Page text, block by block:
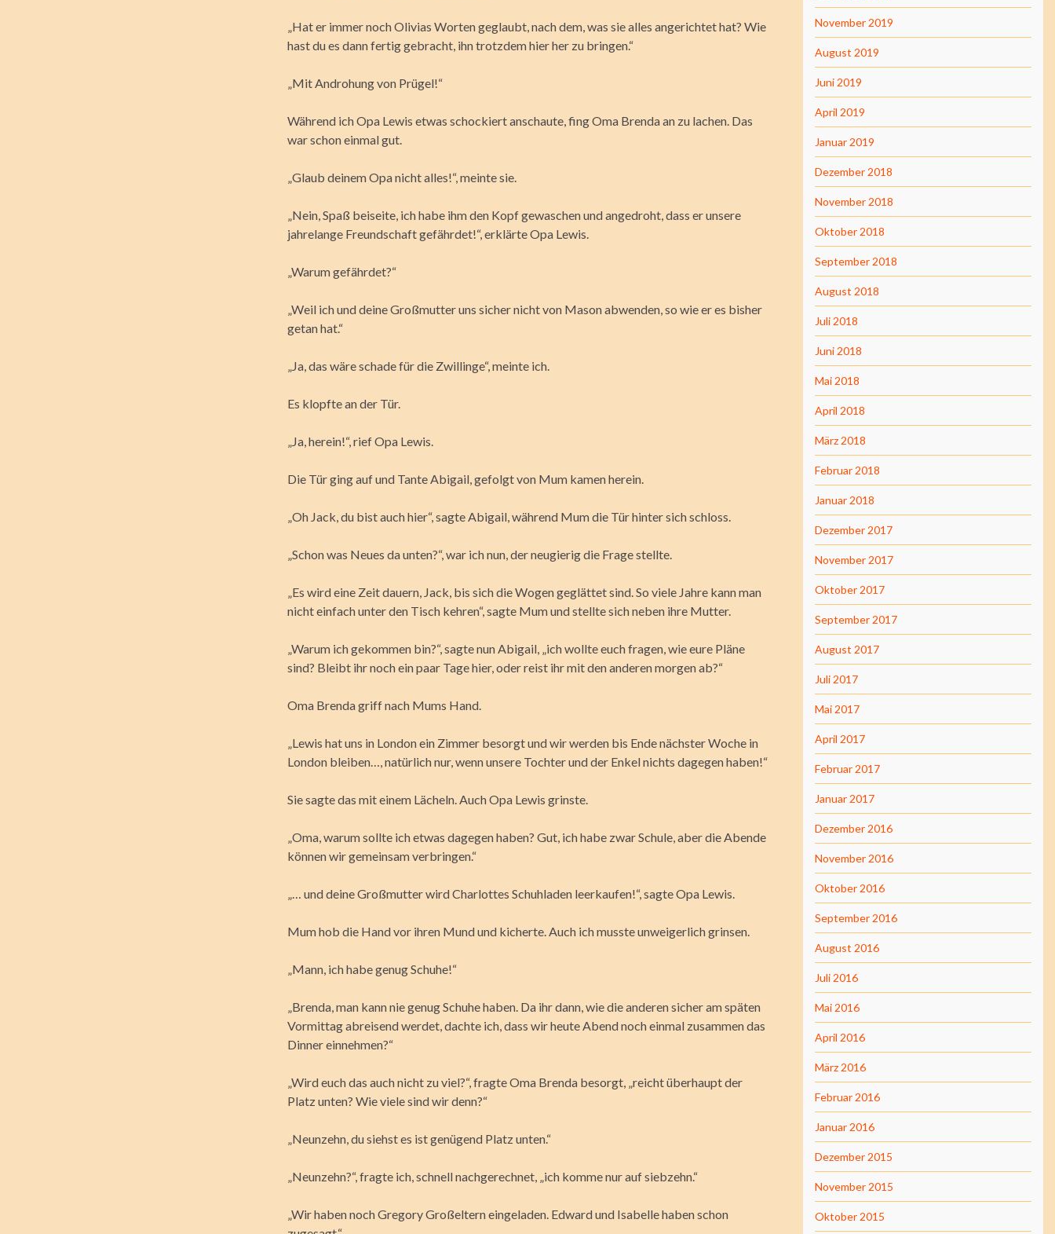
„Hat er immer noch Olivias Worten geglaubt, nach dem, was sie alles angerichtet hat? Wie
hast du es dann fertig gebracht, ihn trotzdem hier her zu bringen.“
„Mit Androhung von Prügel!“
Während ich Opa Lewis etwas schockiert anschaute, fing Oma Brenda an zu lachen. Das
war schon einmal gut.
„Glaub deinem Opa nicht alles!“, meinte sie.
„Nein, Spaß beiseite, ich habe ihm den Kopf gewaschen und angedroht, dass er unsere
jahrelange Freundschaft gefährdet!“, erklärte Opa Lewis.
„Warum gefährdet?“
„Weil ich und deine Großmutter uns sicher nicht von Mason abwenden, so wie er es bisher
getan hat.“
„Ja, das wäre schade für die Zwillinge“, meinte ich.
Es klopfte an der Tür.
„Ja, herein!“, rief Opa Lewis.
Die Tür ging auf und Tante Abigail, gefolgt von Mum kamen herein.
„Oh Jack, du bist auch hier“, sagte Abigail, während Mum die Tür hinter sich schloss.
„Schon was Neues da unten?“, war ich nun, der neugierig die Frage stellte.
„Es wird eine Zeit dauern, Jack, bis sich die Wogen geglättet sind. So viele Jahre kann man
nicht einfach unter den Tisch kehren“, sagte Mum und stellte sich neben ihre Mutter.
„Warum ich gekommen bin?“, sagte nun Abigail, „ich wollte euch fragen, wie eure Pläne
sind? Bleibt ihr noch ein paar Tage hier, oder reist ihr mit den anderen morgen ab?“
Oma Brenda griff nach Mums Hand.
„Lewis hat uns in London ein Zimmer besorgt und wir werden bis Ende nächster Woche in
London bleiben…, natürlich nur, wenn unsere Tochter und der Enkel nichts dagegen haben!“
Sie sagte das mit einem Lächeln. Auch Opa Lewis grinste.
„Oma, warum sollte ich etwas dagegen haben? Gut, ich habe zwar Schule, aber die Abende
können wir gemeinsam verbringen.“
„… und deine Großmutter wird Charlottes Schuhladen leerkaufen!“, sagte Opa Lewis.
Mum hob die Hand vor ihren Mund und kicherte. Auch ich musste unweigerlich grinsen.
„Mann, ich habe genug Schuhe!“
„Brenda, man kann nie genug Schuhe haben. Da ihr dann, wie die anderen sicher am späten
Vormittag abreisend werdet, dachte ich, dass wir heute Abend noch einmal zusammen das
Dinner einnehmen?“
„Wird euch das auch nicht zu viel?“, fragte Oma Brenda besorgt, „reicht überhaupt der
Platz unten? Wie viele sind wir denn?“
„Neunzehn, du siehst es ist genügend Platz unten.“
„Neunzehn?“, fragte ich, schnell nachgerechnet, „ich komme nur auf siebzehn.“
„Wir haben noch Gregory Großeltern eingeladen. Edward und Isabelle haben schon
November 2019
August 2019
Juni 2019
April 2019
Januar 2019
Dezember 2018
November 2018
Oktober 2018
September 2018
August 2018
Juli 2018
Juni 2018
Mai 2018
April 2018
März 2018
Februar 2018
Januar 2018
Dezember 2017
November 2017
Oktober 2017
September 2017
August 2017
Juli 2017
Mai 2017
April 2017
Februar 2017
Januar 2017
Dezember 2016
November 2016
Oktober 2016
September 2016
August 2016
Juli 2016
Mai 2016
April 2016
März 2016
Februar 2016
Januar 2016
Dezember 2015
November 2015
Oktober 2015